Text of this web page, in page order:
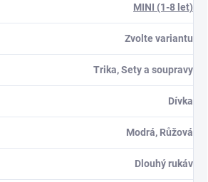
MINI (1-8 let)
Zvolte variantu
Trika, Sety a soupravy
Dívka
Modrá, Růžová
Dlouhý rukáv